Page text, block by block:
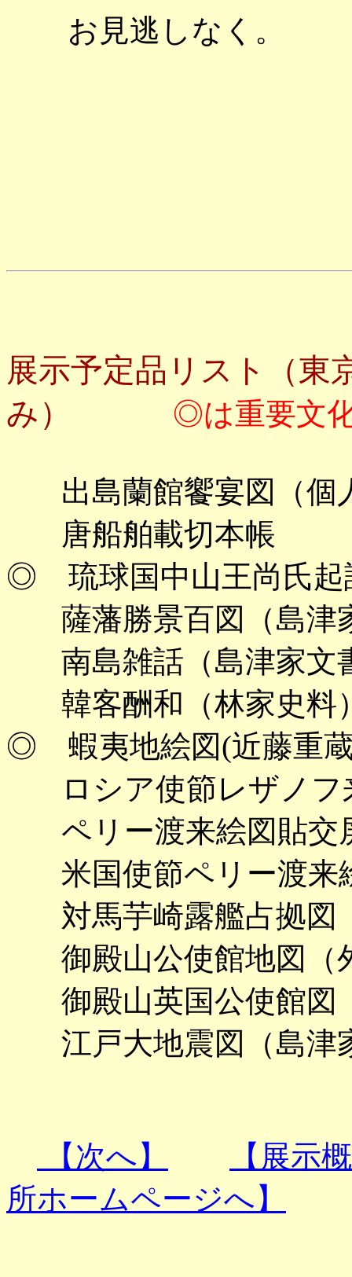
お見逃しなく。
展示予定品リスト（東
み）
◎は重要文
出島蘭館饗宴図（個
唐船舶載切本帳
◎ 琉球国中山王尚氏起
薩藩勝景百図（島津
南島雑話（島津家文
韓客酬和（林家史料
◎ 蝦夷地絵図(近藤重
ロシア使節レザノフ
ペリー渡来絵図貼交
米国使節ペリー渡来
対馬芋崎露艦占拠図
御殿山公使館地図（
御殿山英国公使館図
江戸大地震図（島津
【次へ】
【展示
所ホームページへ】